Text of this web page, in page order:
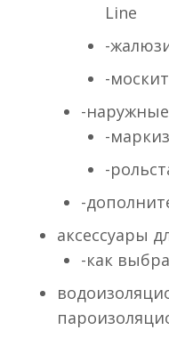
Line
-
-
-наружные
-
-
-
аксессуары
-как